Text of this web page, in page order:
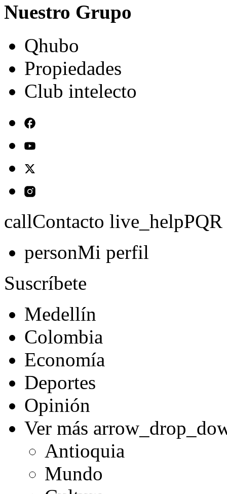
Nuestro Grupo
Qhubo
Propiedades
Club intelecto
callContacto live_helpPQR
personMi perfil
Suscríbete
Medellín
Colombia
Economía
Deportes
Opinión
Ver más
Antioquia
Mundo